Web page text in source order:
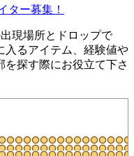
ター募集！
現場所とドロップで
入るアイテム、経験値や
を探す際にお役立て下さ